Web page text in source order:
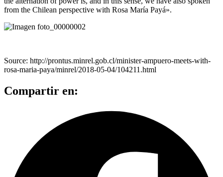
from the Chilean perspective with Rosa María Payá».
Source: http://prontus.minrel.gob.cl/minister-ampuero-meets-with-
rosa-maria-paya/minrel/2018-05-04/104211.html
Compartir en: